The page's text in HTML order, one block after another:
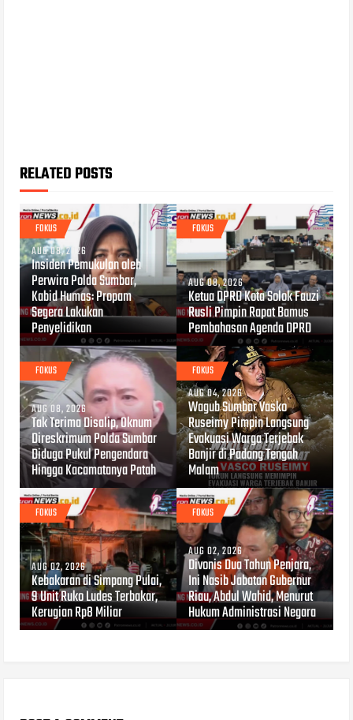
RELATED POSTS
FOKUS
AUG 08, 2026
Insiden Pemukulan oleh
Perwira Polda Sumbar,
Kabid Humas: Propam
Segera Lakukan
Penyelidikan
FOKUS
AUG 08, 2026
Ketua DPRD Kota Solok Fauzi
Rusli Pimpin Rapat Bamus
Pembahasan Agenda DPRD
FOKUS
AUG 08, 2026
Tak Terima Disalip, Oknum
Direskrimum Polda Sumbar
Diduga Pukul Pengendara
Hingga Kacamatanya Patah
FOKUS
AUG 04, 2026
Wagub Sumbar Vasko
Ruseimy Pimpin Langsung
Evakuasi Warga Terjebak
Banjir di Padang Tengah
Malam
FOKUS
AUG 02, 2026
Kebakaran di Simpang Pulai,
9 Unit Ruko Ludes Terbakar,
Kerugian Rp8 Miliar
FOKUS
AUG 02, 2026
Divonis Dua Tahun Penjara,
Ini Nasib Jabatan Gubernur
Riau, Abdul Wahid, Menurut
Hukum Administrasi Negara